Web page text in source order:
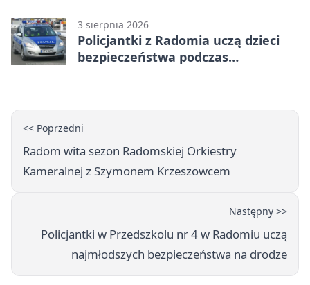
3 sierpnia 2026
Policjantki z Radomia uczą dzieci
bezpieczeństwa podczas
<< Poprzedni
Radom wita sezon Radomskiej Orkiestry
Kameralnej z Szymonem Krzeszowcem
Następny >>
Policjantki w Przedszkolu nr 4 w Radomiu uczą
najmłodszych bezpieczeństwa na drodze